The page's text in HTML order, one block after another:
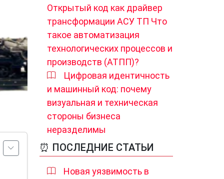
Открытый код как драйвер
трансформации АСУ ТП Что
такое автоматизация
технологических процессов и
производств (АТПП)?
Цифровая идентичность
и машинный код: почему
визуальная и техническая
стороны бизнеса
неразделимы
⏰ ПОСЛЕДНИЕ СТАТЬИ
Новая уязвимость в